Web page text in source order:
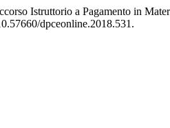
Istruttorio a Pagamento in
dpceonline.2018.531.